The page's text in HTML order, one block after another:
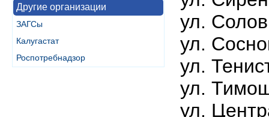
Другие организации
ЗАГСы
Калугастат
Роспотребнадзор
ул.
ул.
ул.
ул.
ул.